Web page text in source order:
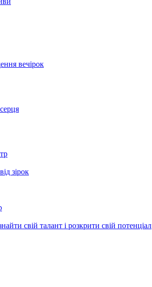
вечірок
зірок
свій талант і розкрити свій потенціал